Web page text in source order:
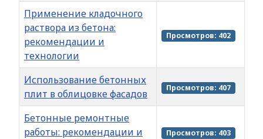
Применение кладочного
раствора из бетона:
рекомендации и
технологии
Просмотров: 402
Использование бетонных
плит в облицовке фасадов
Просмотров: 407
Бетонные ремонтные
работы: рекомендации и
Просмотров: 403